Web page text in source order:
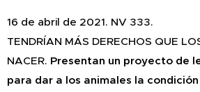
16 de abril de 2021. NV 333.
TENDRÍAN MÁS DERECHOS QUE
NACER. Presentan un proyecto de
para dar a los animales la